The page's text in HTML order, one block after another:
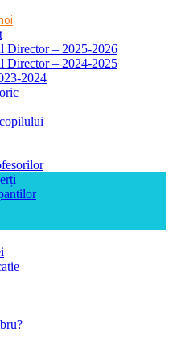
Director – 2025-2026
Director – 2024-2025
2024